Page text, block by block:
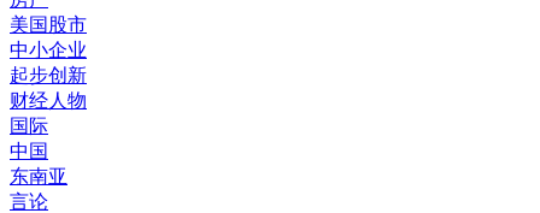
美国股市
中小企业
起步创新
财经人物
国际
中国
东南亚
言论